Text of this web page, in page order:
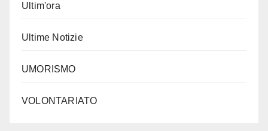
Ultim'ora
Ultime Notizie
UMORISMO
VOLONTARIATO